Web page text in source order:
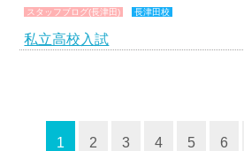
スタッフブログ(長津田) 長津田校
私立高校入試
1 2 3 4 5 6